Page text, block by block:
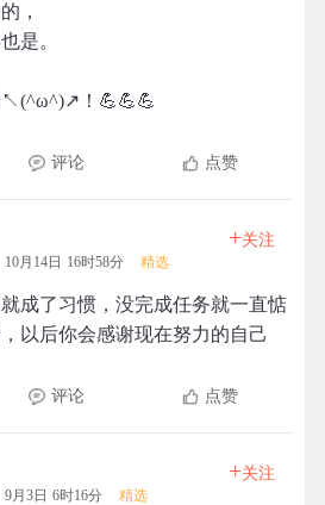
，
是。
↖(^ω^)↗！💪💪💪
评论 点赞
10月14日 16时58分 精选
+关注
成了习惯，没完成任务就一直惦
以后你会感谢现在努力的自己
评论 点赞
9月3日 6时16分 精选
+关注